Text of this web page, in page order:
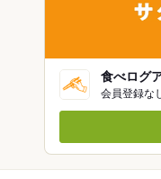
食べログ
会員登録な